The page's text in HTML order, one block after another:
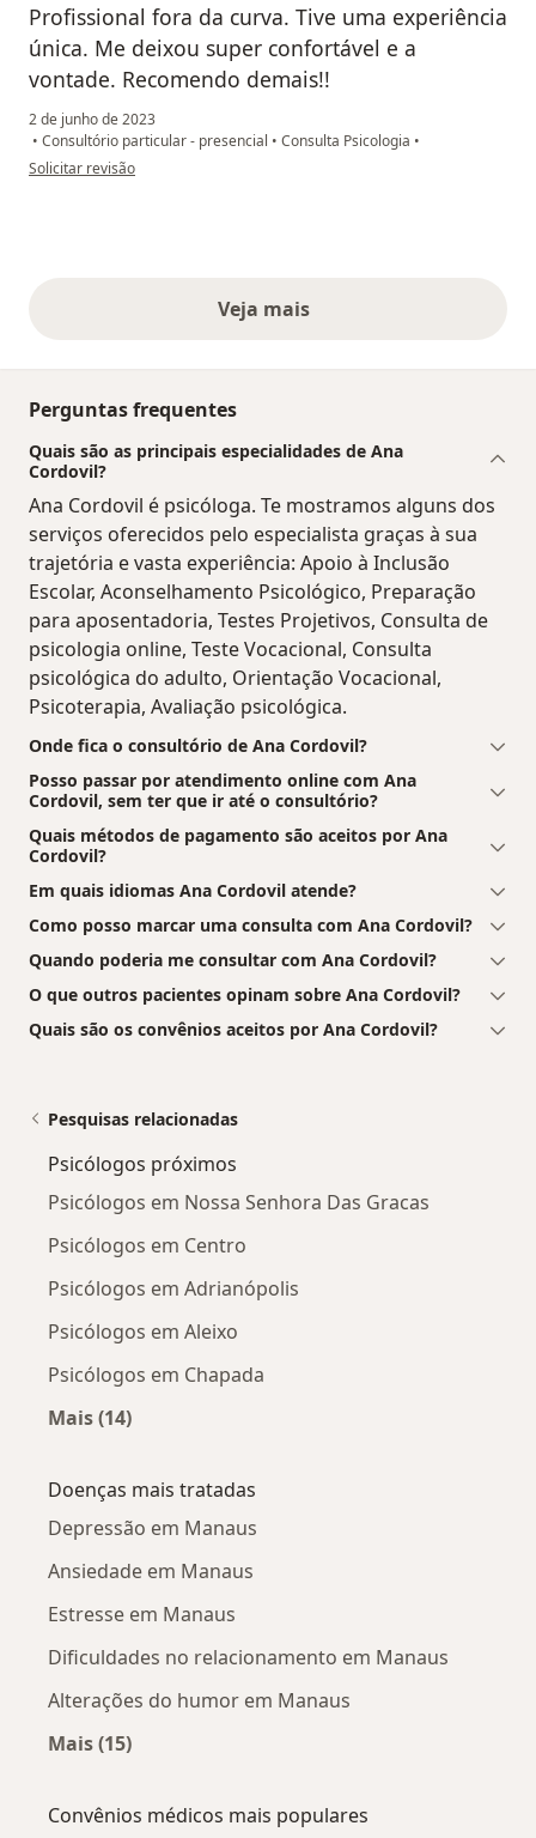
Profissional fora da curva. Tive uma experiência
única. Me deixou super confortável e a
vontade. Recomendo demais!!
2 de junho de 2023
• Consultório particular - presencial • Consulta Psicologia •
na opinião do utilizador Raquel
Solicitar revisão
Veja maisopiniões acima
Perguntas frequentes
Quais são as principais especialidades de Ana
Cordovil?
Ana Cordovil é psicóloga. Te mostramos alguns dos
serviços oferecidos pelo especialista graças à sua
trajetória e vasta experiência: Apoio à Inclusão
Escolar, Aconselhamento Psicológico, Preparação
para aposentadoria, Testes Projetivos, Consulta de
psicologia online, Teste Vocacional, Consulta
psicológica do adulto, Orientação Vocacional,
Psicoterapia, Avaliação psicológica.
Onde fica o consultório de Ana Cordovil?
Posso passar por atendimento online com Ana
Cordovil, sem ter que ir até o consultório?
Quais métodos de pagamento são aceitos por Ana
Cordovil?
Em quais idiomas Ana Cordovil atende?
Como posso marcar uma consulta com Ana Cordovil?
Quando poderia me consultar com Ana Cordovil?
O que outros pacientes opinam sobre Ana Cordovil?
Quais são os convênios aceitos por Ana Cordovil?
Pesquisas relacionadas
Psicólogos próximos
Psicólogos em Nossa Senhora Das Gracas
Psicólogos em Centro
Psicólogos em Adrianópolis
Psicólogos em Aleixo
Psicólogos em Chapada
Mais (14)
Doenças mais tratadas
Depressão em Manaus
Ansiedade em Manaus
Estresse em Manaus
Dificuldades no relacionamento em Manaus
Alterações do humor em Manaus
Mais (15)
Convênios médicos mais populares